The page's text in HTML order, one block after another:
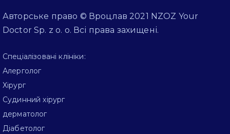
Авторське право © Вроцлав 2021 NZOZ Your
Doctor Sp. z o. o. Всі права захищені.
Спеціалізовані клініки:
Алерголог
Хірург
Судинний хірург
дерматолог
Діабетолог